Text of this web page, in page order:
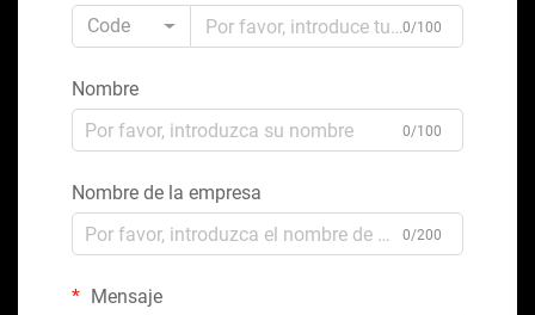
Code
0/100
Nombre
0/100
Nombre de la empresa
0/200
Mensaje